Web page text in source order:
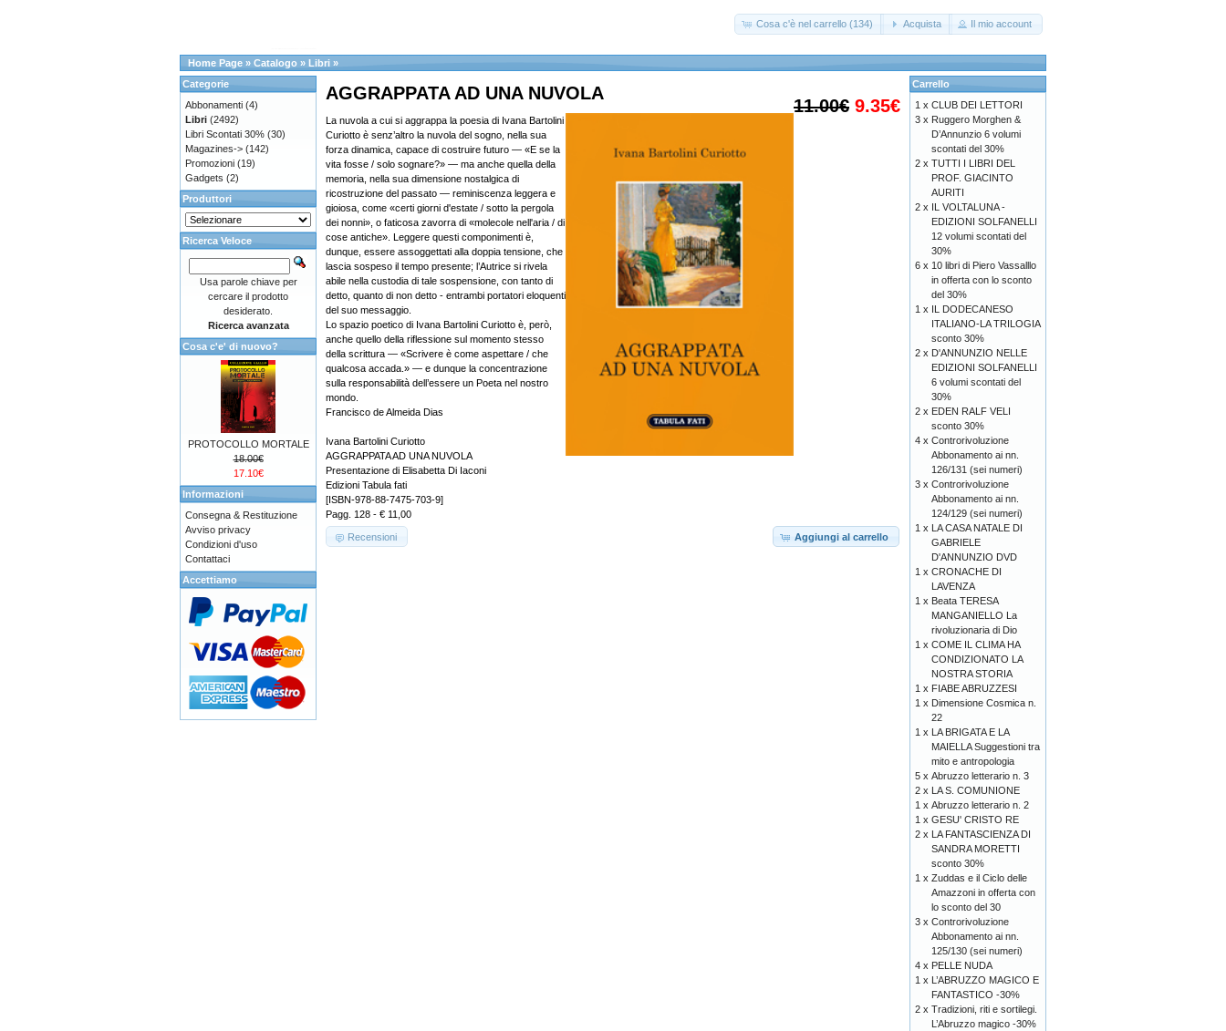
Cosa c'è nel carrello (134) Acquista Il mio account
Home Page » Catalogo » Libri »
11.00€ 9.35€
AGGRAPPATA AD UNA NUVOLA
La nuvola a cui si aggrappa la poesia di Ivana Bartolini
Curiotto è senz’altro la nuvola del sogno, nella sua
forza dinamica, capace di costruire futuro — «E se la
vita fosse / solo sognare?» — ma anche quella della
memoria, nella sua dimensione nostalgica di
ricostruzione del passato — reminiscenza leggera e
gioiosa, come «certi giorni d'estate / sotto la pergola
dei nonni», o faticosa zavorra di «molecole nell'aria / di
cose antiche». Leggere questi componimenti è,
dunque, essere assoggettati alla doppia tensione, che
lascia sospeso il tempo presente; l’Autrice si rivela
abile nella custodia di tale sospensione, con tanto di
detto, quanto di non detto - entrambi portatori eloquenti
del suo messaggio.
Lo spazio poetico di Ivana Bartolini Curiotto è, però,
anche quello della riflessione sul momento stesso
della scrittura — «Scrivere è come aspettare / che
qualcosa accada.» — e dunque la concentrazione
sulla responsabilità dell’essere un Poeta nel nostro
mondo.
Francisco de Almeida Dias
Ivana Bartolini Curiotto
AGGRAPPATA AD UNA NUVOLA
Presentazione di Elisabetta Di Iaconi
Edizioni Tabula fati
[ISBN-978-88-7475-703-9]
Pagg. 128 - € 11,00
Aggiungi al carrello
Recensioni
Categorie
Abbonamenti (4)
Libri (2492)
Libri Scontati 30% (30)
Magazines-> (142)
Promozioni (19)
Gadgets (2)
Produttori
Ricerca Veloce
Usa parole chiave per
cercare il prodotto
desiderato.
Ricerca avanzata
Cosa c'e' di nuovo?
PROTOCOLLO MORTALE
18.00€
17.10€
Informazioni
Consegna & Restituzione
Avviso privacy
Condizioni d'uso
Contattaci
Accettiamo
Carrello
1 x CLUB DEI LETTORI
3 x Ruggero Morghen &
D’Annunzio 6 volumi
scontati del 30%
2 x TUTTI I LIBRI DEL
PROF. GIACINTO
AURITI
2 x IL VOLTALUNA -
EDIZIONI SOLFANELLI
12 volumi scontati del
30%
6 x 10 libri di Piero Vassalllo
in offerta con lo sconto
del 30%
1 x IL DODECANESO
ITALIANO-LA TRILOGIA
sconto 30%
2 x D'ANNUNZIO NELLE
EDIZIONI SOLFANELLI
6 volumi scontati del
30%
2 x EDEN RALF VELI
sconto 30%
4 x Controrivoluzione
Abbonamento ai nn.
126/131 (sei numeri)
3 x Controrivoluzione
Abbonamento ai nn.
124/129 (sei numeri)
1 x LA CASA NATALE DI
GABRIELE
D'ANNUNZIO DVD
1 x CRONACHE DI
LAVENZA
1 x Beata TERESA
MANGANIELLO La
rivoluzionaria di Dio
1 x COME IL CLIMA HA
CONDIZIONATO LA
NOSTRA STORIA
1 x FIABE ABRUZZESI
1 x Dimensione Cosmica n.
22
1 x LA BRIGATA E LA
MAIELLA Suggestioni tra
mito e antropologia
5 x Abruzzo letterario n. 3
2 x LA S. COMUNIONE
1 x Abruzzo letterario n. 2
1 x GESU' CRISTO RE
2 x LA FANTASCIENZA DI
SANDRA MORETTI
sconto 30%
1 x Zuddas e il Ciclo delle
Amazzoni in offerta con
lo sconto del 30
3 x Controrivoluzione
Abbonamento ai nn.
125/130 (sei numeri)
4 x PELLE NUDA
1 x L’ABRUZZO MAGICO E
FANTASTICO -30%
2 x Tradizioni, riti e sortilegi.
L’Abruzzo magico -30%